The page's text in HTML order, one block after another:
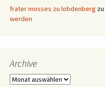
frater mosses zu lobdenberg zu
werden
Archive
Archive